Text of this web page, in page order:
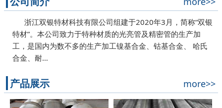
浙江双银特材科技有限公司组建于2020年3月，简称“双银
特材”。本公司致力于特种材质的光亮管及精密管的生产加
工，是国内为数不多的生产加工镍基合金、钴基合金、 哈氏
合金、耐…
产品展示 more>>